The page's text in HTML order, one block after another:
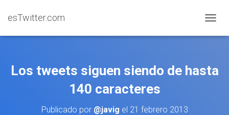
esTwitter.com
Los tweets siguen siendo de hasta
140 caracteres
Publicado por @javig el 21 febrero 2013